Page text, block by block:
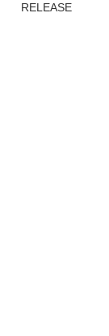
RELEASE